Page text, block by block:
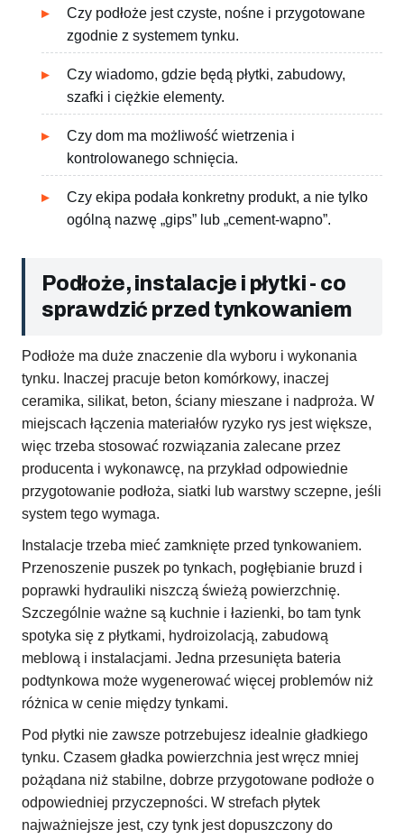
Czy podłoże jest czyste, nośne i przygotowane
zgodnie z systemem tynku.
Czy wiadomo, gdzie będą płytki, zabudowy,
szafki i ciężkie elementy.
Czy dom ma możliwość wietrzenia i
kontrolowanego schnięcia.
Czy ekipa podała konkretny produkt, a nie tylko
ogólną nazwę „gips” lub „cement-wapno”.
Podłoże, instalacje i płytki - co
sprawdzić przed tynkowaniem
Podłoże ma duże znaczenie dla wyboru i wykonania
tynku. Inaczej pracuje beton komórkowy, inaczej
ceramika, silikat, beton, ściany mieszane i nadproża. W
miejscach łączenia materiałów ryzyko rys jest większe,
więc trzeba stosować rozwiązania zalecane przez
producenta i wykonawcę, na przykład odpowiednie
przygotowanie podłoża, siatki lub warstwy sczepne, jeśli
system tego wymaga.
Instalacje trzeba mieć zamknięte przed tynkowaniem.
Przenoszenie puszek po tynkach, pogłębianie bruzd i
poprawki hydrauliki niszczą świeżą powierzchnię.
Szczególnie ważne są kuchnie i łazienki, bo tam tynk
spotyka się z płytkami, hydroizolacją, zabudową
meblową i instalacjami. Jedna przesunięta bateria
podtynkowa może wygenerować więcej problemów niż
różnica w cenie między tynkami.
Pod płytki nie zawsze potrzebujesz idealnie gładkiego
tynku. Czasem gładka powierzchnia jest wręcz mniej
pożądana niż stabilne, dobrze przygotowane podłoże o
odpowiedniej przyczepności. W strefach płytek
najważniejsze jest, czy tynk jest dopuszczony do